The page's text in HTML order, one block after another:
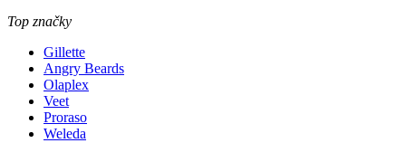
Top značky
Gillette
Angry Beards
Olaplex
Veet
Proraso
Weleda